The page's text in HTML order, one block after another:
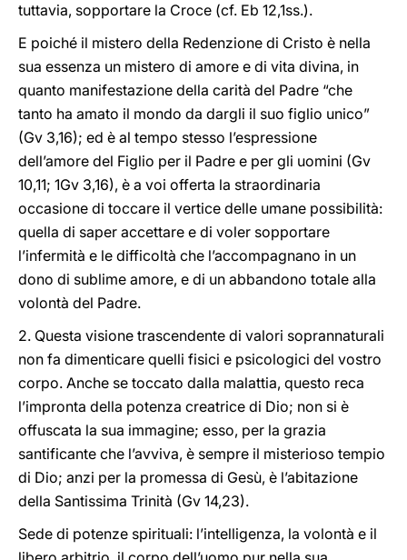
tuttavia, sopportare la Croce (cf. Eb 12,1ss.).
E poiché il mistero della Redenzione di Cristo è nella
sua essenza un mistero di amore e di vita divina, in
quanto manifestazione della carità del Padre “che
tanto ha amato il mondo da dargli il suo figlio unico”
(Gv 3,16); ed è al tempo stesso l’espressione
dell’amore del Figlio per il Padre e per gli uomini (Gv
10,11; 1Gv 3,16), è a voi offerta la straordinaria
occasione di toccare il vertice delle umane possibilità:
quella di saper accettare e di voler sopportare
l’infermità e le difficoltà che l’accompagnano in un
dono di sublime amore, e di un abbandono totale alla
volontà del Padre.
2. Questa visione trascendente di valori soprannaturali
non fa dimenticare quelli fisici e psicologici del vostro
corpo. Anche se toccato dalla malattia, questo reca
l’impronta della potenza creatrice di Dio; non si è
offuscata la sua immagine; esso, per la grazia
santificante che l’avviva, è sempre il misterioso tempio
di Dio; anzi per la promessa di Gesù, è l’abitazione
della Santissima Trinità (Gv 14,23).
Sede di potenze spirituali: l’intelligenza, la volontà e il